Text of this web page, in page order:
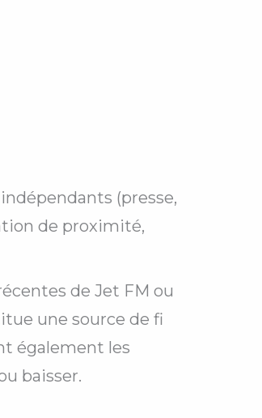
(presse,
de proximité,
de Jet FM ou
une source de fi
également les
baisser.